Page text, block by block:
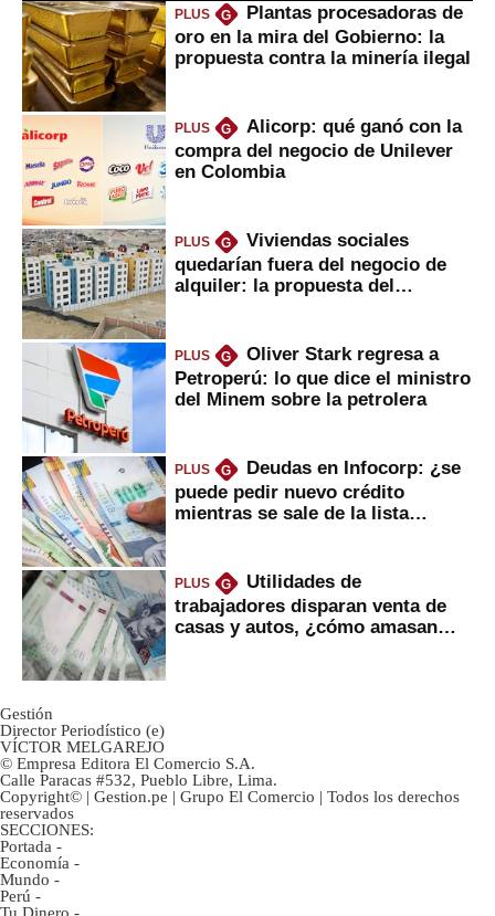
PLUS G
Plantas procesadoras de
oro en la mira del Gobierno: la
propuesta contra la minería ilegal
PLUS G
Alicorp: qué ganó con la
compra del negocio de Unilever
en Colombia
PLUS G
Viviendas sociales
quedarían fuera del negocio de
alquiler: la propuesta del
PLUS G
Oliver Stark regresa a
Petroperú: lo que dice el ministro
del Minem sobre la petrolera
PLUS G
Deudas en Infocorp: ¿se
puede pedir nuevo crédito
mientras se sale de la lista
PLUS G
Utilidades de
trabajadores disparan venta de
casas y autos, ¿cómo amasan
Gestión
Director Periodístico (e)
VÍCTOR MELGAREJO
© Empresa Editora El Comercio S.A.
Calle Paracas #532, Pueblo Libre, Lima.
Copyright© | Gestion.pe | Grupo El Comercio | Todos los derechos
reservados
SECCIONES:
Portada -
Economía -
Mundo -
Perú -